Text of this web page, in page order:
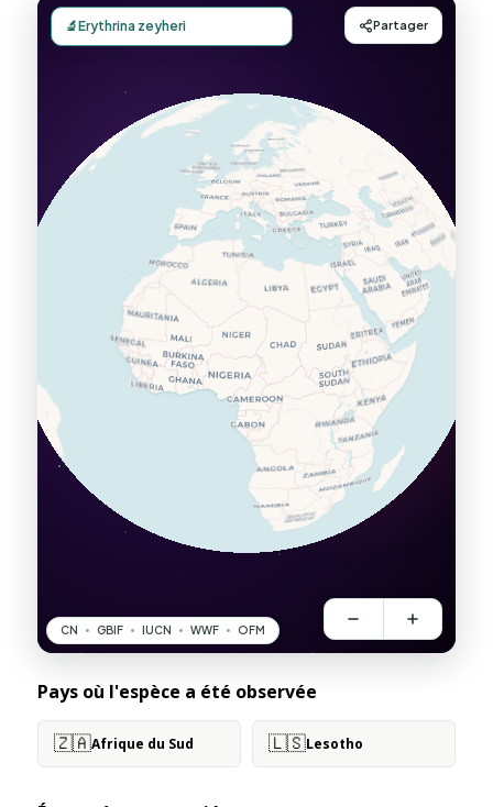
Pays où l'espèce a été observée
🇿🇦Afrique du Sud 🇱🇸Lesotho